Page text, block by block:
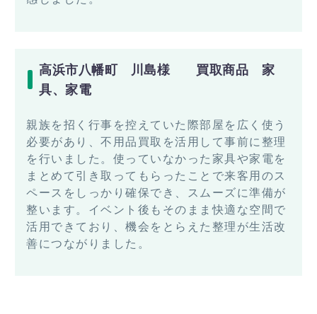
高浜市八幡町 川島様 買取商品 家
具、家電
親族を招く行事を控えていた際部屋を広く使う
必要があり、不用品買取を活用して事前に整理
を行いました。使っていなかった家具や家電を
まとめて引き取ってもらったことで来客用のス
ペースをしっかり確保でき、スムーズに準備が
整います。イベント後もそのまま快適な空間で
活用できており、機会をとらえた整理が生活改
善につながりました。